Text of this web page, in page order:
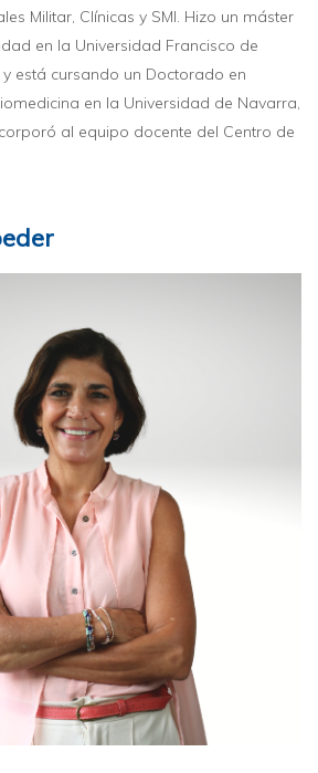
Militar, Clínicas y SMI. Hizo un máster
en la Universidad Francisco de
está cursando un Doctorado en
en la Universidad de Navarra,
al equipo docente del Centro de